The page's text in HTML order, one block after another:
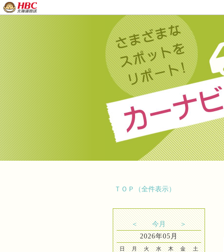
ＴＯＰ（全件表示）
＜ 今月
＞
2026年05月
日 月 火 水 木 金
土